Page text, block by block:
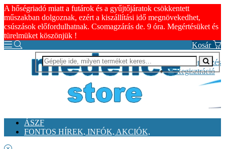
A hőségriadó miatt a futárok és a gyűjtőjáratok csökkentett
műszakban dolgoznak, ezért a kiszállítási idő megnövekedhet,
csúszások előfordulhatnak. Csomagzárás de. 9 óra. Megértésüket és
türelmüket köszönjük !
Kosár
Bejelentkezés
Regisztráció
ÁSZF
FONTOS HÍREK, INFÓK, AKCIÓK,